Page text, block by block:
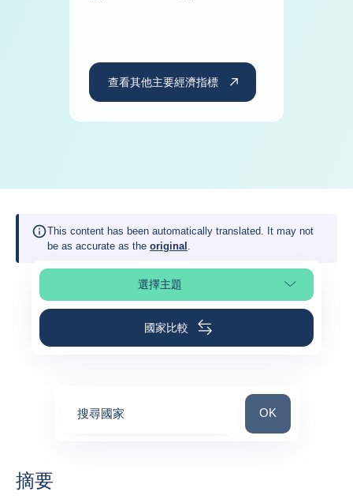
查看其他主要經濟指標
This content has been automatically translated. It may not
be as accurate as the original .
選擇主題選擇頁面段落
國家比較
搜尋國家 搜尋國家
OK
摘要